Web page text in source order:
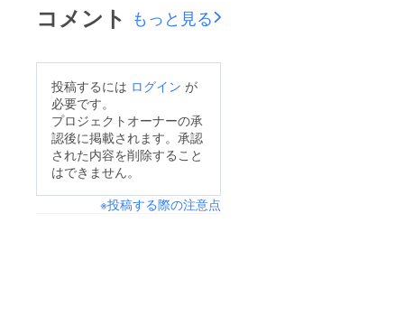
コメント もっと見る
投稿するには ログイン が
必要です。
プロジェクトオーナーの承
認後に掲載されます。承認
された内容を削除すること
はできません。
※投稿する際の注意点